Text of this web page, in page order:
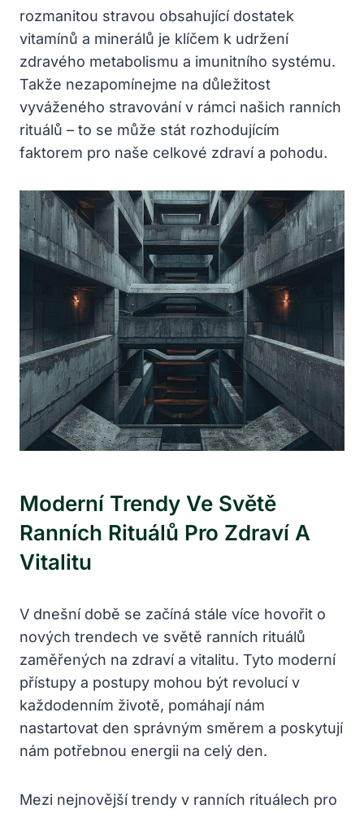
rozmanitou stravou obsahující dostatek
vitamínů a minerálů je klíčem k udržení
zdravého metabolismu a imunitního systému.
Takže nezapomínejme na důležitost
vyváženého stravování v rámci našich ranních
rituálů – to se může stát rozhodujícím
faktorem pro naše celkové zdraví a pohodu.
Moderní Trendy Ve Světě
Ranních Rituálů Pro Zdraví A
Vitalitu
V dnešní době se začíná stále více hovořit o
nových trendech ve světě ranních rituálů
zaměřených na zdraví a vitalitu. Tyto moderní
přístupy a postupy mohou být revolucí v
každodenním životě, pomáhají nám
nastartovat den správným směrem a poskytují
nám potřebnou energii na celý den.
Mezi nejnovější trendy v ranních rituálech pro